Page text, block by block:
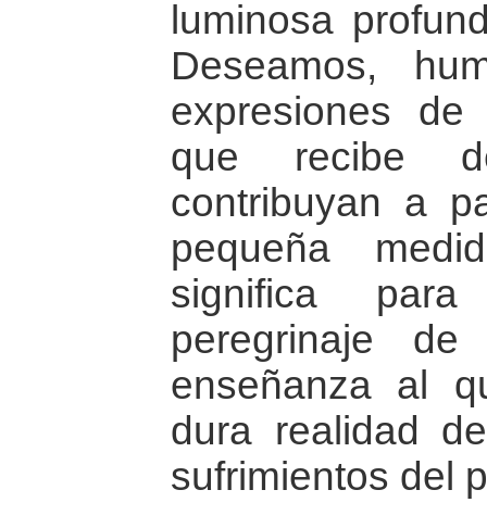
luminosa
Deseamos,
expresiones
que recibe
contribuyan a
pequeña
significa
peregrinaje
enseñanza al
dura realidad
sufrimientos del